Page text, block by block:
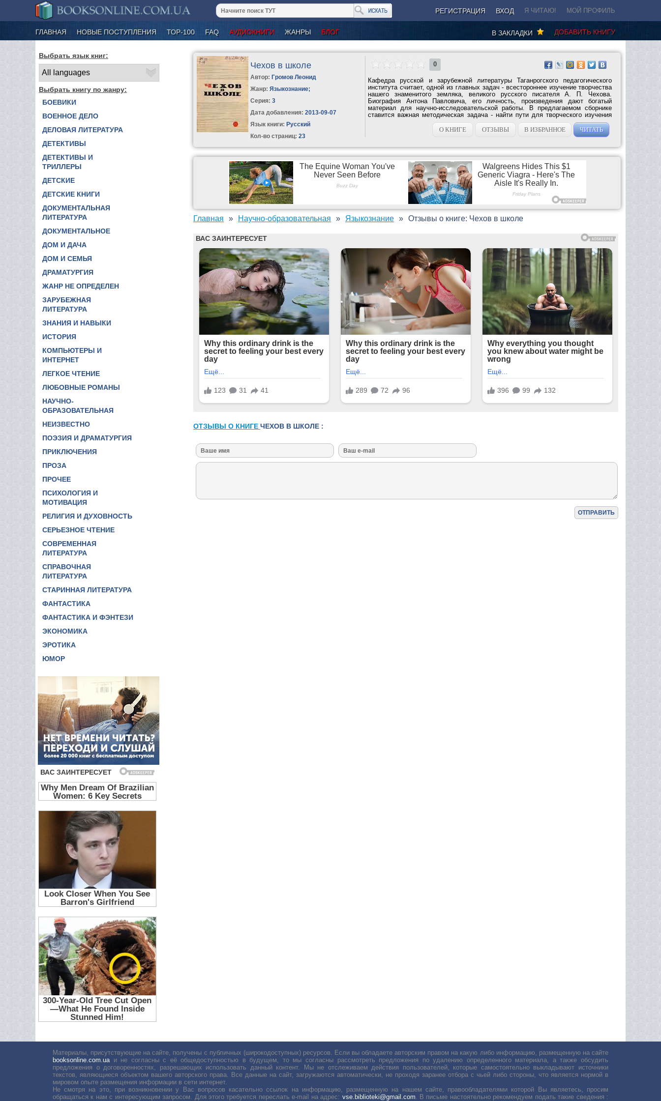
РЕГИСТРАЦИЯ ВХОД Я ЧИТАЮ! МОЙ ПРОФИЛЬ
ГЛАВНАЯ НОВЫЕ ПОСТУПЛЕНИЯ ТОР-100 FAQ АУДИОКНИГИ ЖАНРЫ БЛОГ ДОБАВИТЬ КНИГУ
В ЗАКЛАДКИ
Выбрать язык книг:
Выбрать книгу по жанру:
БОЕВИКИ
ВОЕННОЕ ДЕЛО
ДЕЛОВАЯ ЛИТЕРАТУРА
ДЕТЕКТИВЫ
ДЕТЕКТИВЫ И
ТРИЛЛЕРЫ
ДЕТСКИЕ
ДЕТСКИЕ КНИГИ
ДОКУМЕНТАЛЬНАЯ
ЛИТЕРАТУРА
ДОКУМЕНТАЛЬНОЕ
ДОМ И ДАЧА
ДОМ И СЕМЬЯ
ДРАМАТУРГИЯ
ЖАНР НЕ ОПРЕДЕЛЕН
ЗАРУБЕЖНАЯ
ЛИТЕРАТУРА
ЗНАНИЯ И НАВЫКИ
ИСТОРИЯ
КОМПЬЮТЕРЫ И
ИНТЕРНЕТ
ЛЕГКОЕ ЧТЕНИЕ
ЛЮБОВНЫЕ РОМАНЫ
НАУЧНО-
ОБРАЗОВАТЕЛЬНАЯ
НЕИЗВЕСТНО
ПОЭЗИЯ И ДРАМАТУРГИЯ
ПРИКЛЮЧЕНИЯ
ПРОЗА
ПРОЧЕЕ
ПСИХОЛОГИЯ И
МОТИВАЦИЯ
РЕЛИГИЯ И ДУХОВНОСТЬ
СЕРЬЕЗНОЕ ЧТЕНИЕ
СОВРЕМЕННАЯ
ЛИТЕРАТУРА
СПРАВОЧНАЯ
ЛИТЕРАТУРА
СТАРИННАЯ ЛИТЕРАТУРА
ФАНТАСТИКА
ФАНТАСТИКА И ФЭНТЕЗИ
ЭКОНОМИКА
ЭРОТИКА
ЮМОР
Чехов в школе
Автор: Громов Леонид
Жанр: Языкознание;
Серия:3
Дата добавления: 2013-09-07
Язык книги: Русский
Кол-во страниц: 23
0
Кафедра русской и зарубежной литературы Таганрогского педагогического
института считает, одной из главных задач - всестороннее изучение творчества
нашего знаменитого земляка, великого русского писателя А. П. Чехова.
Биография Антона Павловича, его личность, произведения дают богатый
материал для научно-исследовательской работы. В предлагаемом сборнике
ставится важная методическая задача - найти пути для творческого изучения
О КНИГЕ
ОТЗЫВЫ В ИЗБРАННОЕ ЧИТАТЬ
Главная Научно-образовательная Языкознание Отзывы о книге: Чехов в школе
ОТЗЫВЫ О КНИГЕ ЧЕХОВ В ШКОЛЕ :
Материалы, присутствующие на сайте, получены с публичных (широкодоступных) ресурсов. Если вы обладаете авторским правом на какую либо информацию, размещенную на сайте
booksonline.com.ua и не согласны с её общедоступностью в будущем, то мы согласны рассмотреть предложения по удалению определенного материала, а также обсудить
предложения о договоренностях, разрешающих использовать данный контент. Мы не отслеживаем действия пользователей, которые самостоятельно выкладывают источники
текстов, являющиеся объектом вашего авторского права. Все данные на сайт, загружаются автоматически, не проходя заранее отбора с чьей либо стороны, что является нормой в
мировом опыте размещения информации в сети интернет.
Не смотря на это, при возникновении у Вас вопросов касательно ссылок на информацию, размещенную на нашем сайте, правообладателями которой Вы являетесь, просим
обращаться к нам с интересующим запросом. Для этого требуется переслать е-mail на адрес: vse.biblioteki@gmail.com . В письме настоятельно рекомендуем подать такие сведения :